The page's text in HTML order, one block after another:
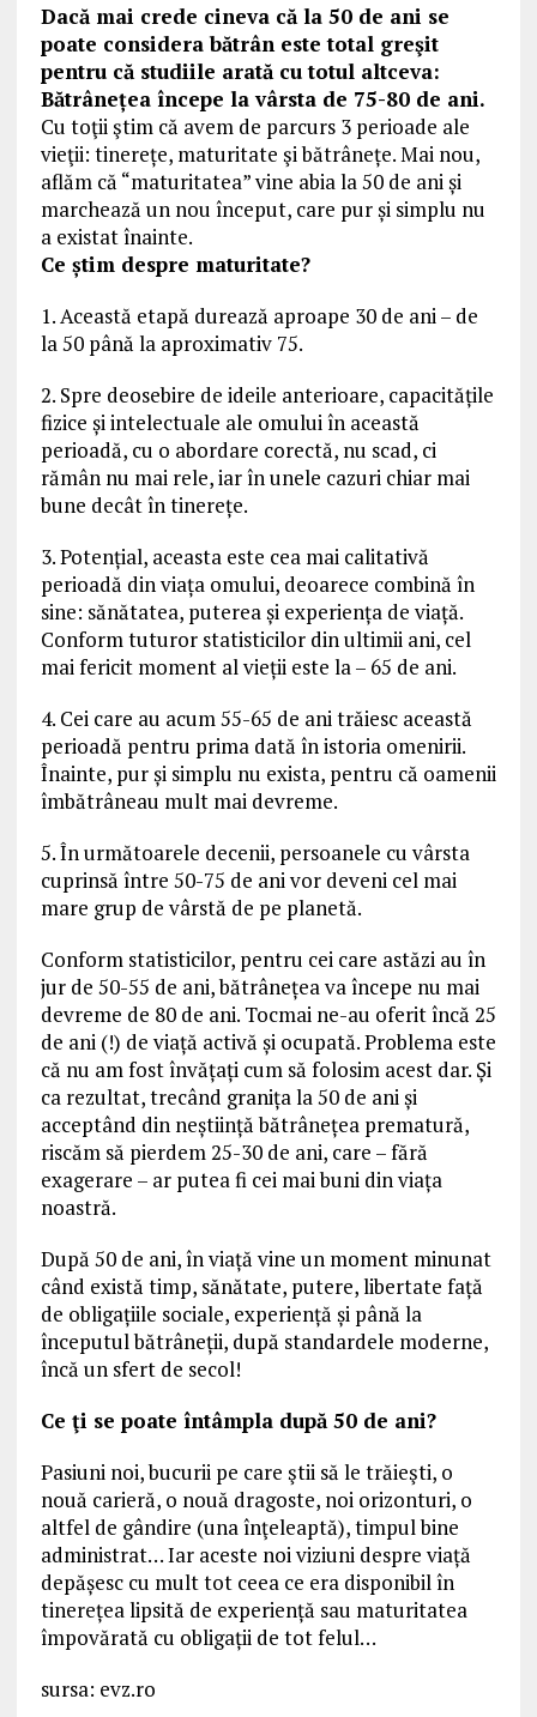
Dacă mai crede cineva că la 50 de ani se
poate considera bătrân este total greşit
pentru că studiile arată cu totul altceva:
Bătrânețea începe la vârsta de 75-80 de ani.
Cu toţii ştim că avem de parcurs 3 perioade ale
vieţii: tinerețe, maturitate şi bătrânețe. Mai nou,
aflăm că “maturitatea” vine abia la 50 de ani și
marchează un nou început, care pur și simplu nu
a existat înainte.
Ce știm despre maturitate?
1. Această etapă durează aproape 30 de ani – de
la 50 până la aproximativ 75.
2. Spre deosebire de ideile anterioare, capacitățile
fizice și intelectuale ale omului în această
perioadă, cu o abordare corectă, nu scad, ci
rămân nu mai rele, iar în unele cazuri chiar mai
bune decât în tinerețe.
3. Potențial, aceasta este cea mai calitativă
perioadă din viața omului, deoarece combină în
sine: sănătatea, puterea și experiența de viață.
Conform tuturor statisticilor din ultimii ani, cel
mai fericit moment al vieții este la – 65 de ani.
4. Cei care au acum 55-65 de ani trăiesc această
perioadă pentru prima dată în istoria omenirii.
Înainte, pur și simplu nu exista, pentru că oamenii
îmbătrâneau mult mai devreme.
5. În următoarele decenii, persoanele cu vârsta
cuprinsă între 50-75 de ani vor deveni cel mai
mare grup de vârstă de pe planetă.
Conform statisticilor, pentru cei care astăzi au în
jur de 50-55 de ani, bătrânețea va începe nu mai
devreme de 80 de ani. Tocmai ne-au oferit încă 25
de ani (!) de viață activă și ocupată. Problema este
că nu am fost învățați cum să folosim acest dar. Și
ca rezultat, trecând granița la 50 de ani și
acceptând din neștiință bătrânețea prematură,
riscăm să pierdem 25-30 de ani, care – fără
exagerare – ar putea fi cei mai buni din viața
noastră.
După 50 de ani, în viață vine un moment minunat
când există timp, sănătate, putere, libertate față
de obligațiile sociale, experiență și până la
începutul bătrâneții, după standardele moderne,
încă un sfert de secol!
Ce ţi se poate întâmpla după 50 de ani?
Pasiuni noi, bucurii pe care ştii să le trăieşti, o
nouă carieră, o nouă dragoste, noi orizonturi, o
altfel de gândire (una înţeleaptă), timpul bine
administrat… Iar aceste noi viziuni despre viață
depășesc cu mult tot ceea ce era disponibil în
tinerețea lipsită de experiență sau maturitatea
împovărată cu obligații de tot felul…
sursa: evz.ro